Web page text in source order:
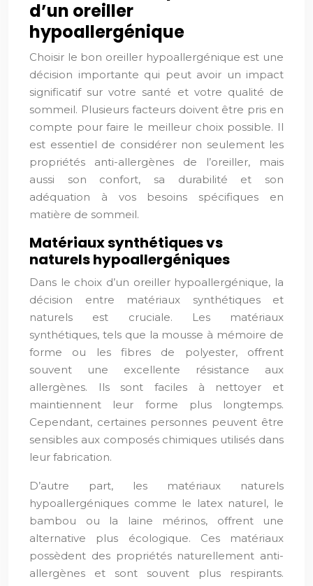
d’un oreiller
hypoallergénique
Choisir le bon oreiller hypoallergénique est une
décision importante qui peut avoir un impact
significatif sur votre santé et votre qualité de
sommeil. Plusieurs facteurs doivent être pris en
compte pour faire le meilleur choix possible. Il
est essentiel de considérer non seulement les
propriétés anti-allergènes de l’oreiller, mais
aussi son confort, sa durabilité et son
adéquation à vos besoins spécifiques en
matière de sommeil.
Matériaux synthétiques vs
naturels hypoallergéniques
Dans le choix d’un oreiller hypoallergénique, la
décision entre matériaux synthétiques et
naturels est cruciale. Les matériaux
synthétiques, tels que la mousse à mémoire de
forme ou les fibres de polyester, offrent
souvent une excellente résistance aux
allergènes. Ils sont faciles à nettoyer et
maintiennent leur forme plus longtemps.
Cependant, certaines personnes peuvent être
sensibles aux composés chimiques utilisés dans
leur fabrication.
D’autre part, les matériaux naturels
hypoallergéniques comme le latex naturel, le
bambou ou la laine mérinos, offrent une
alternative plus écologique. Ces matériaux
possèdent des propriétés naturellement anti-
allergènes et sont souvent plus respirants.